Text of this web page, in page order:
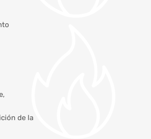
de la